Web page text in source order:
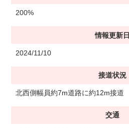
200%
情報更新日
2024/11/10
接道状況
北西側幅員約7m道路に約12m接道
交通